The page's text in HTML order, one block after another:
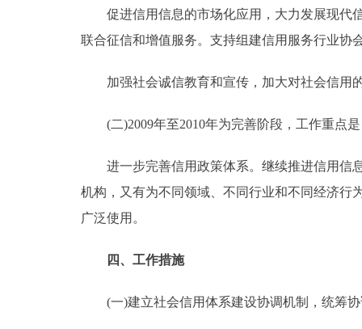
促进信用信息的市场化应用，大力发展现代信
联合征信和增值服务。支持组建信用服务行业协
加强社会诚信教育和宣传，加大对社会信用
(二)2009年至2010年为完善阶段，工作重点
进一步完善信用政策体系。继续推进信用信息
机构，又有为不同领域、不同行业和不同经济行
广泛使用。
四、工作措施
(一)建立社会信用体系建设协调机制，统筹协